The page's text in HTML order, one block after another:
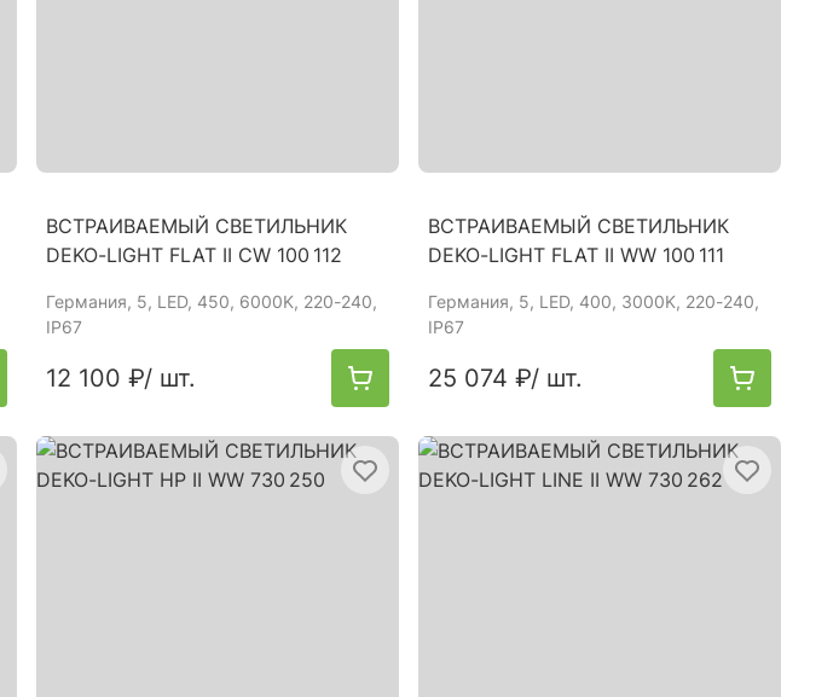
ВСТРАИВАЕМЫЙ СВЕТИЛЬНИК
DEKO-LIGHT FLAT II CW 100 112
Германия, 5, LED, 450, 6000K, 220-240,
IP67
12 100 ₽/ шт.
ВСТРАИВАЕМЫЙ СВЕТИЛЬНИК
DEKO-LIGHT FLAT II WW 100 111
Германия, 5, LED, 400, 3000K, 220-240,
IP67
25 074 ₽/ шт.